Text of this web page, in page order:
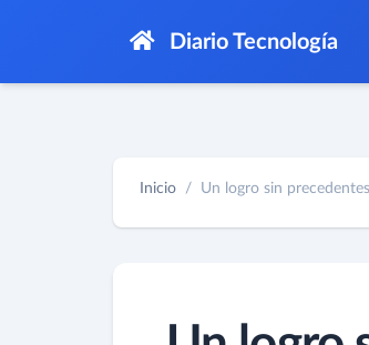
Diario Tecnología
Inicio Un logro sin